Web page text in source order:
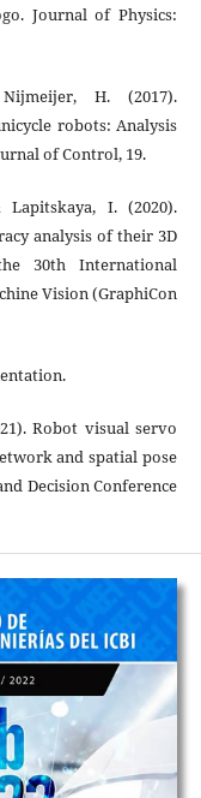
Journal of Physics:
H. (2017).
robots: Analysis
of Control, 19.
I. (2020).
analysis of their 3D
30th International
Vision (GraphiCon
Robot visual servo
and spatial pose
Decision Conference